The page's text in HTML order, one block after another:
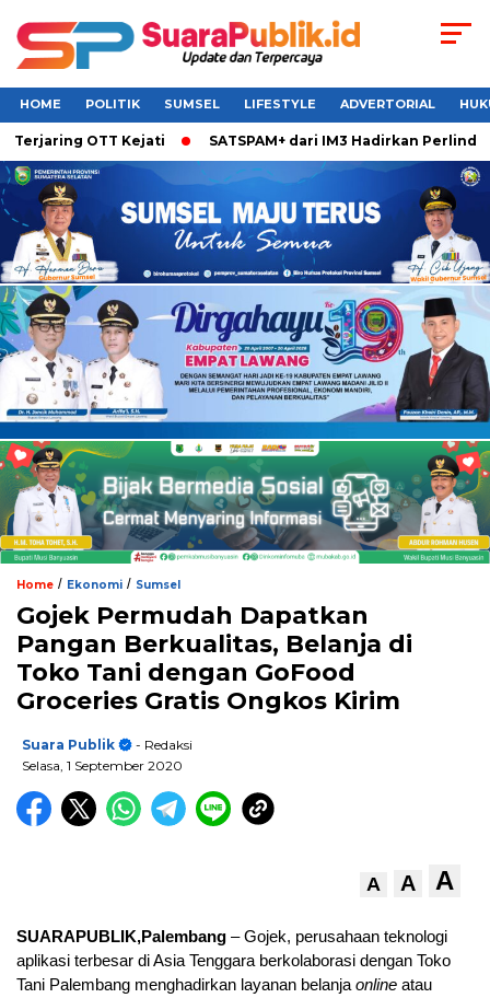
HOME POLITIK SUMSEL LIFESTYLE ADVERTORIAL
OTT Kejati SATSPAM+ dari IM3 Hadirkan Perlindungan
Home / Ekonomi / Sumsel
Gojek Permudah Dapatkan
Pangan Berkualitas, Belanja di
Toko Tani dengan GoFood
Groceries Gratis Ongkos Kirim
Suara Publik
- Redaksi
Selasa, 1 September 2020
A A A
SUARAPUBLIK,Palembang – Gojek, perusahaan teknologi
aplikasi terbesar di Asia Tenggara berkolaborasi dengan Toko
Tani Palembang menghadirkan layanan belanja online atau